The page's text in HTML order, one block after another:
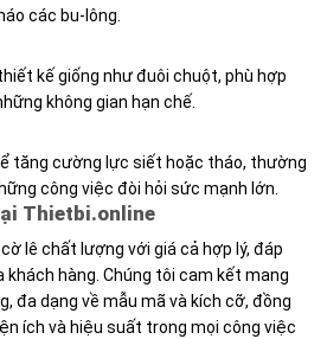
các bu-lông.
kế giống như đuôi chuột, phù hợp
không gian hạn chế.
tăng cường lực siết hoặc tháo, thường
công việc đòi hỏi sức mạnh lớn.
Thietbi.online
lê chất lượng với giá cả hợp lý, đáp
khách hàng. Chúng tôi cam kết mang
đa dạng về mẫu mã và kích cỡ, đồng
ích và hiệu suất trong mọi công việc